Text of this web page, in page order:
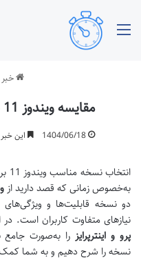
مقایسه ویندوز 11 پرو و اینترپرایز با یکدیگر
1404/06/18 این خبر را
به‌خصوص زمانی که قصد دارید از
دو نسخه قابلیت‌ها و
نیازهای متفاوت کاربران است.
پرو و اینترپرایز را به‌صورت
نسخه را شرح دهیم و به شما کمک